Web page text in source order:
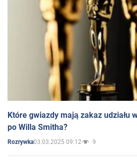
Które gwiazdy mają zakaz udziału
po Willa Smitha?
Rozrywka03.03.2025 09:12 9